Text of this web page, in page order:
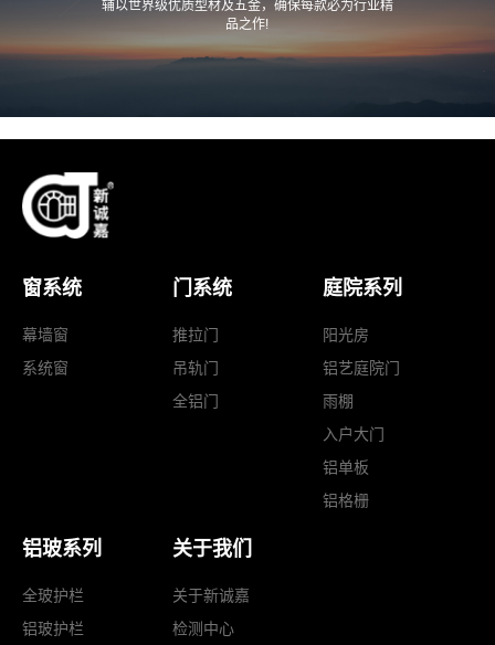
辅以世界级优质型材及五金，确保每款必为行业精
品之作!
窗系统
幕墙窗
系统窗
门系统
推拉门
吊轨门
全铝门
庭院系列
阳光房
铝艺庭院门
雨棚
入户大门
铝单板
铝格栅
铝玻系列
全玻护栏
铝玻护栏
关于我们
关于新诚嘉
检测中心